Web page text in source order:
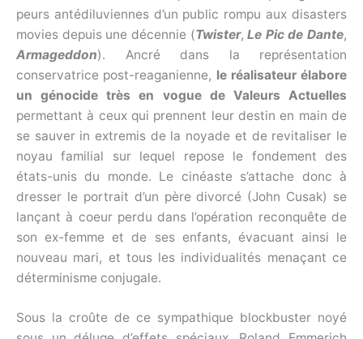
peurs antédiluviennes d’un public rompu aux disasters
movies depuis une décennie (Twister,Le Pic de Dante,
Armageddon). Ancré dans la représentation
conservatrice post-reaganienne, le réalisateur élabore
un génocide très en vogue de Valeurs Actuelles
permettant à ceux qui prennent leur destin en main de
se sauver in extremis de la noyade et de revitaliser le
noyau familial sur lequel repose le fondement des
états-unis du monde. Le cinéaste s’attache donc à
dresser le portrait d’un père divorcé (John Cusak) se
lançant à coeur perdu dans l’opération reconquête de
son ex-femme et de ses enfants, évacuant ainsi le
nouveau mari, et tous les individualités menaçant ce
déterminisme conjugale.
Sous la croûte de ce sympathique blockbuster noyé